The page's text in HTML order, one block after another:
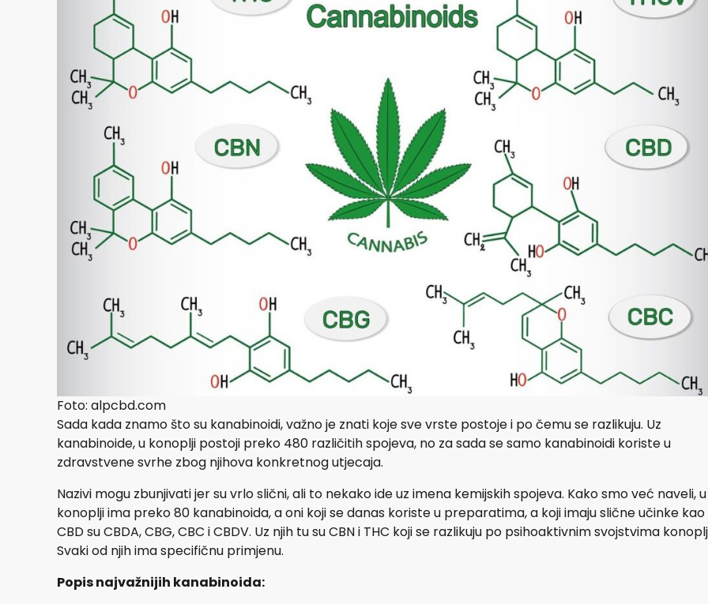
Foto: alpcbd.com
Sada kada znamo što su kanabinoidi, važno je znati koje sve vrste postoje i po čemu se razlikuju. Uz
kanabinoide, u konoplji postoji preko 480 različitih spojeva, no za sada se samo kanabinoidi koriste u
zdravstvene svrhe zbog njihova konkretnog utjecaja.
Nazivi mogu zbunjivati jer su vrlo slični, ali to nekako ide uz imena kemijskih spojeva. Kako smo već naveli, u
konoplji ima preko 80 kanabinoida, a oni koji se danas koriste u preparatima, a koji imaju slične učinke kao
CBD su CBDA, CBG, CBC i CBDV. Uz njih tu su CBN i THC koji se razlikuju po psihoaktivnim svojstvima
Svaki od njih ima specifičnu primjenu.
Popis najvažnijih kanabinoida: